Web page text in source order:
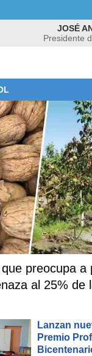
JOSÉ
Presidente
preocupa a
al 25% de
Lanzan
Premio